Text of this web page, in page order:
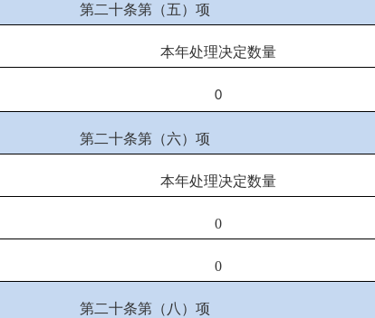
第二十条第（五）项
本年处理决定数量
0
第二十条第（六）项
本年处理决定数量
0
0
第二十条第（八）项